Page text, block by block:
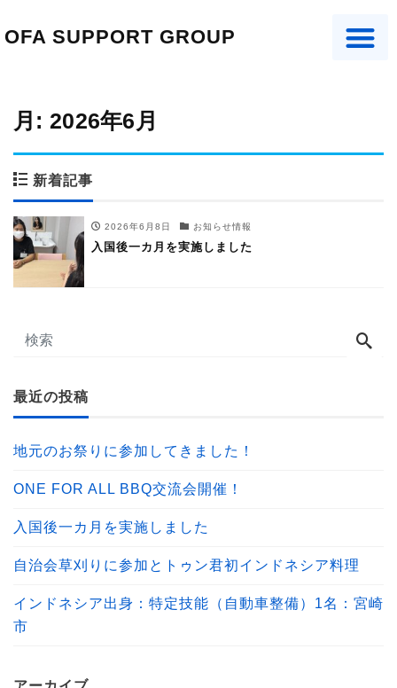
OFA SUPPORT GROUP
月: 2026年6月
新着記事
2026年6月8日 お知らせ情報
入国後一カ月を実施しました
最近の投稿
地元のお祭りに参加してきました！
ONE FOR ALL BBQ交流会開催！
入国後一カ月を実施しました
自治会草刈りに参加とトゥン君初インドネシア料理
インドネシア出身：特定技能（自動車整備）1名：宮崎
市